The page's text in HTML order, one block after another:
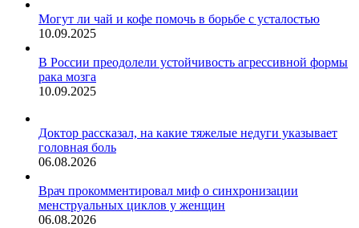
Могут ли чай и кофе помочь в борьбе с усталостью
10.09.2025
В России преодолели устойчивость агрессивной формы
рака мозга
10.09.2025
Доктор рассказал, на какие тяжелые недуги указывает
головная боль
06.08.2026
Врач прокомментировал миф о синхронизации
менструальных циклов у женщин
06.08.2026